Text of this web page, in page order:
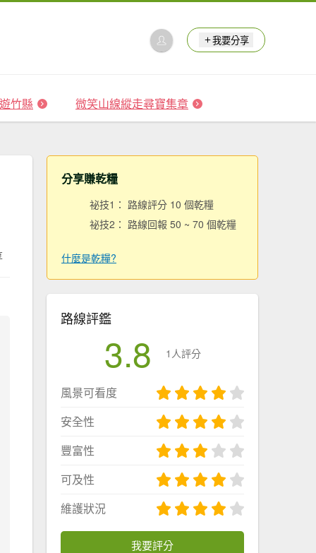
我要分享
竹縣 微笑山線縱走尋寶集章
分享賺乾糧
祕技1： 路線評分 10 個乾糧
祕技2： 路線回報 50 ~ 70 個乾糧
什麼是乾糧?
路線評鑑
3.8 1人評分
風景可看度
安全性
豐富性
可及性
維護狀況
我要評分